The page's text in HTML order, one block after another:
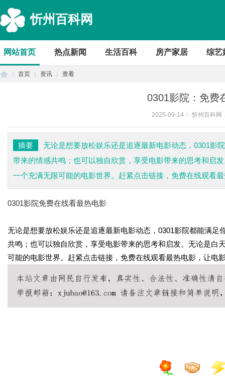
忻州百科网
网站首页 热点新闻 生活百科 房产家居 综艺
首页 资讯 查看
0301影院：免费
2025-09-14 / 忻州百科网
摘要
无论是想要放松娱乐还是追逐最新电影动态，0301影
带来的情感共鸣；也可以独自欣赏，享受电影带来的思考和启
一个充满无限可能的电影世界。赶紧点击链接，免费在线观看
0301影院免费在线看最热电影
无论是想要放松娱乐还是追逐最新电影动态，0301影院都能满
共鸣；也可以独自欣赏，享受电影带来的思考和启发。无论是白
可能的电影世界。赶紧点击链接，免费在线观看最热电影，让电